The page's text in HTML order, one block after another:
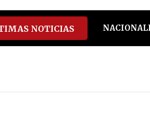
youtube
spotify
NOTICIAS